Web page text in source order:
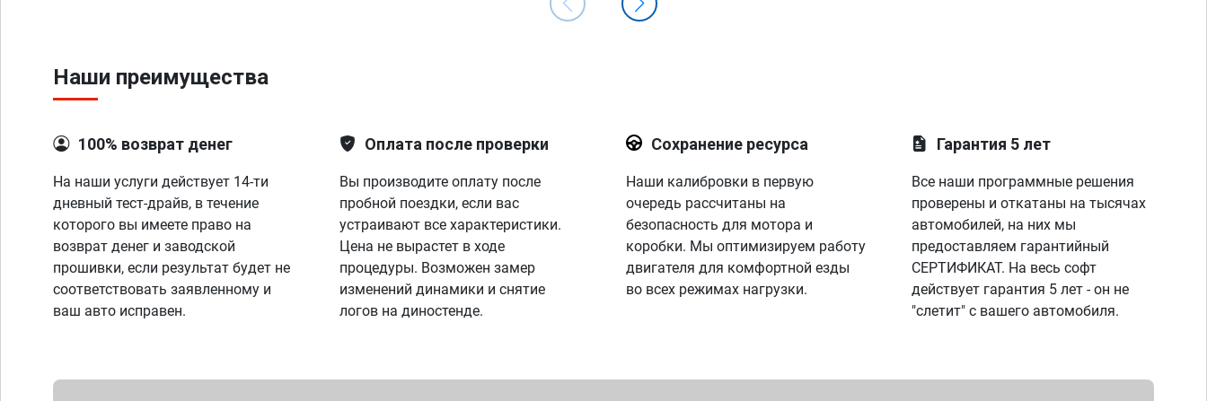
Наши преимущества
100% возврат денег
На наши услуги действует 14-ти
дневный тест-драйв, в течение
которого вы имеете право на
возврат денег и заводской
прошивки, если результат будет не
соответствовать заявленному и
ваш авто исправен.
Оплата после проверки
Вы производите оплату после
пробной поездки, если вас
устраивают все характеристики.
Цена не вырастет в ходе
процедуры. Возможен замер
изменений динамики и снятие
логов на диностенде.
Сохранение ресурса
Наши калибровки в первую
очередь рассчитаны на
безопасность для мотора и
коробки. Мы оптимизируем работу
двигателя для комфортной езды
во всех режимах нагрузки.
Гарантия 5 лет
Все наши программные решения
проверены и откатаны на тысячах
автомобилей, на них мы
предоставляем гарантийный
СЕРТИФИКАТ. На весь софт
действует гарантия 5 лет - он не
"слетит" с вашего автомобиля.